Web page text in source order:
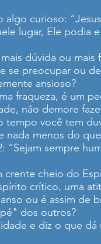
algo curioso:
lugar, Ele podia
dúvida ou mais
se preocupar ou
ansioso?
fraqueza, é um
não demore
você tem
nada menos do
“Sejam sempre
crente cheio do
crítico, uma
ou é assim de
dos outros?
e diz o que dá